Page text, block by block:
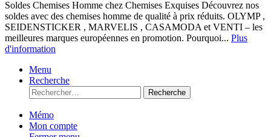
Soldes Chemises Homme chez Chemises Exquises Découvrez nos
soldes avec des chemises homme de qualité à prix réduits. OLYMP ,
SEIDENSTICKER , MARVELIS , CASAMODA et VENTI – les
meilleures marques européennes en promotion. Pourquoi... Plus
d'information
Menu
Recherche
Recherche
Mémo
Mon compte